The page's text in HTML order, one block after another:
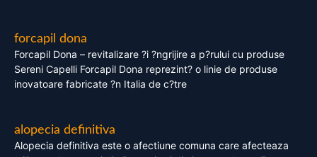
forcapil dona
Forcapil Dona – revitalizare ?i ?ngrijire a p?rului cu produse
Sereni Capelli Forcapil Dona reprezint? o linie de produse
inovatoare fabricate ?n Italia de c?tre
alopecia definitiva
Alopecia definitiva este o afectiune comuna care afecteaza